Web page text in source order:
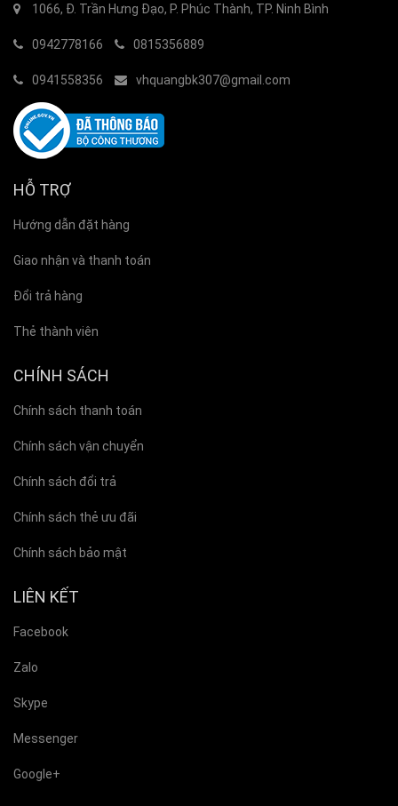
1066, Đ. Trần Hưng Đạo, P. Phúc Thành, TP. Ninh Bình
0942778166 0815356889
0941558356 vhquangbk307@gmail.com
HỖ TRỢ
Hướng dẫn đặt hàng
Giao nhận và thanh toán
Đổi trả hàng
Thẻ thành viên
CHÍNH SÁCH
Chính sách thanh toán
Chính sách vận chuyển
Chính sách đổi trả
Chính sách thẻ ưu đãi
Chính sách bảo mật
LIÊN KẾT
Facebook
Zalo
Skype
Messenger
Google+